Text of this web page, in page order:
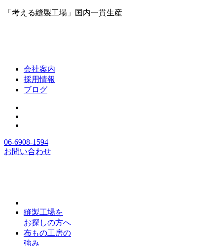
「考える縫製工場」国内一貫生産
会社案内
採用情報
ブログ
06-6908-1594
お問い合わせ
縫製工場を
お探しの方へ
布もの工房の
強み